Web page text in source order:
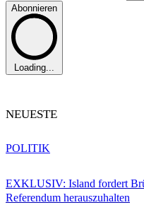
Abonnieren
Loading...
NEUESTE
EXKLUSIV: Island fordert
Referendum herauszuhalten
POLITIK